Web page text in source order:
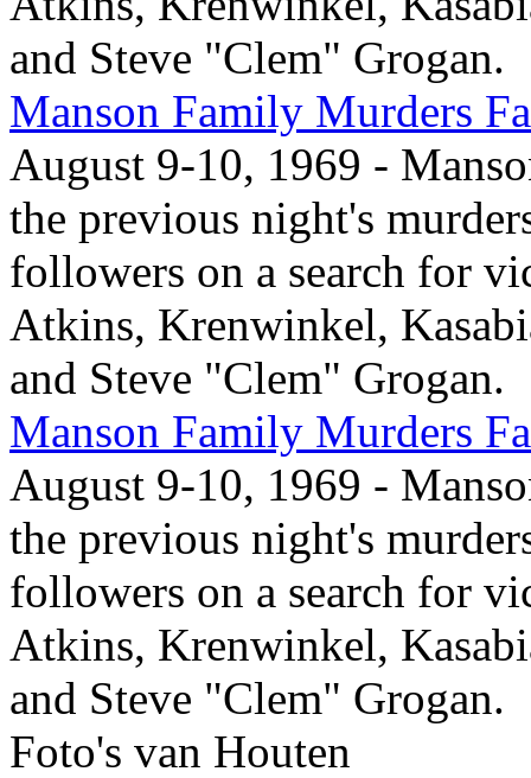
and Steve "Clem" Grogan.
Manson Family Murders
August 9-10, 1969 -
the previous night's
followers on a search for
Atkins, Krenwinkel,
and Steve "Clem" Grogan.
Manson Family Murders
August 9-10, 1969 -
the previous night's
followers on a search for
Atkins, Krenwinkel,
and Steve "Clem" Grogan.
Foto's van Houten